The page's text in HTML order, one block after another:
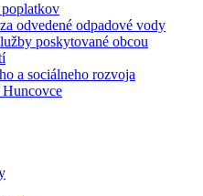
odvedené odpadové vody
poskytované obcou
a sociálneho rozvoja